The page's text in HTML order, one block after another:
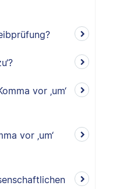
vor ‚um‘
vor ‚um‘